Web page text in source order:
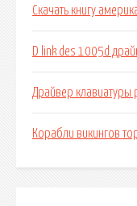
Скачать книгу
D link des 1005d
Драйвер клавиатуры
Корабли викингов